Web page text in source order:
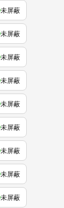
未屏蔽
未屏蔽
未屏蔽
未屏蔽
未屏蔽
未屏蔽
未屏蔽
未屏蔽
未屏蔽